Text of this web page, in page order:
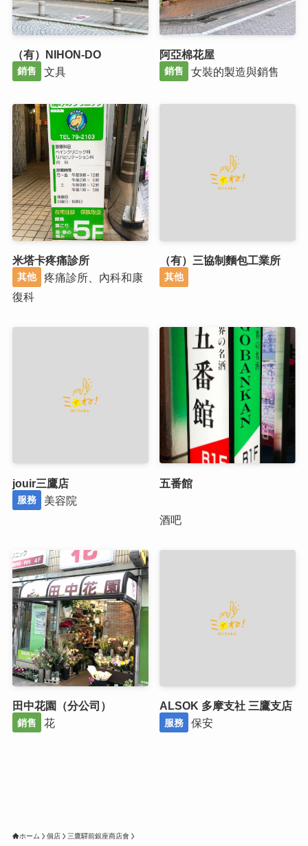
（有）NIHON-DO
銷售 文具
阿亞棉花屋
銷售 女裝的製造與銷售
米塔卡疼痛診所
其他
疼痛診所、內科和康
復科
（有）三協制麵包工業所
其他
jouir三鷹店
服務 美容院
五番館
酒吧
田中花園（分公司）
銷售 花
ALSOK 多摩支社 三鷹支店
服務 保安
ホーム 個店 三鷹驛前銀座商店會